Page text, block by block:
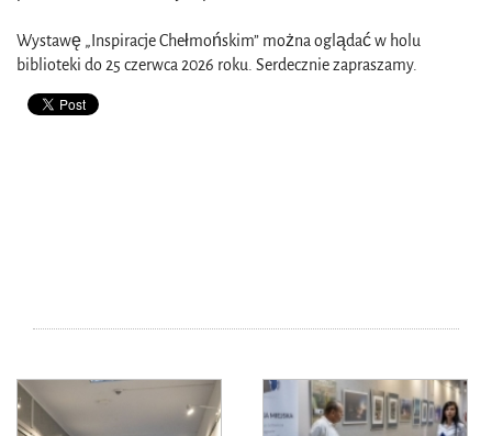
Wystawę „Inspiracje Chełmońskim” można oglądać w holu
biblioteki do 25 czerwca 2026 roku. Serdecznie zapraszamy.